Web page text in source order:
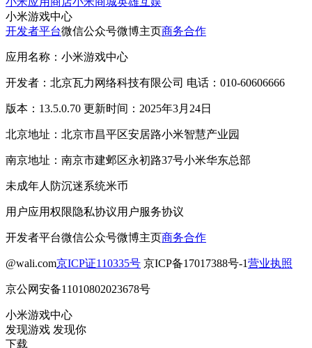
小米游戏中心
开发者平台微信公众号微博主页商务合作
应用名称：小米游戏中心
开发者：北京瓦力网络科技有限公司 电话：010-60606666
版本：13.5.0.70 更新时间：2025年3月24日
北京地址：北京市昌平区安居路小米智慧产业园
南京地址：南京市建邺区永初路37号小米华东总部
未成年人防沉迷系统米币
用户应用权限隐私协议用户服务协议
开发者平台微信公众号微博主页商务合作
@wali.com京ICP证110335号 京ICP备17017388号-1营业执照
京公网安备11010802023678号
小米游戏中心
发现游戏 发现你
下载